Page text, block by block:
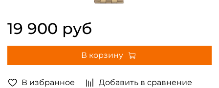
В избранное Добавить в сравнение
19 900 руб
В корзину